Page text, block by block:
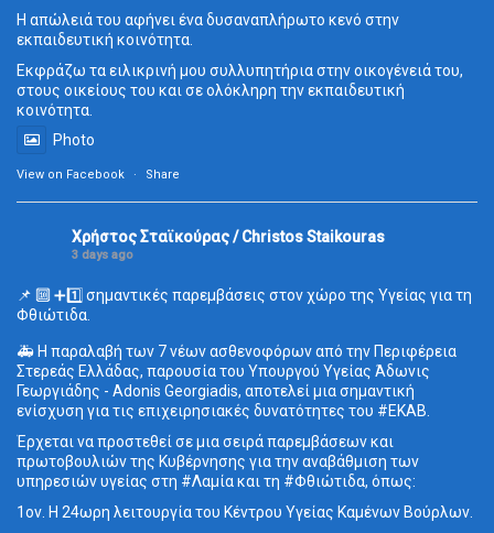
Η απώλειά του αφήνει ένα δυσαναπλήρωτο κενό στην
εκπαιδευτική κοινότητα.
Εκφράζω τα ειλικρινή μου συλλυπητήρια στην οικογένειά του,
στους οικείους του και σε ολόκληρη την εκπαιδευτική
κοινότητα.
Photo
View on Facebook · Share
Χρήστος Σταϊκούρας / Christos Staikouras
3 days ago
📌 🔟 ➕1️⃣ σημαντικές παρεμβάσεις στον χώρο της Υγείας για τη
Φθιώτιδα.
🚑 Η παραλαβή των 7 νέων ασθενοφόρων από την Περιφέρεια
Στερεάς Ελλάδας, παρουσία του Υπουργού Υγείας Άδωνις
Γεωργιάδης - Adonis Georgiadis, αποτελεί μια σημαντική
ενίσχυση για τις επιχειρησιακές δυνατότητες του #ΕΚΑΒ.
Έρχεται να προστεθεί σε μια σειρά παρεμβάσεων και
πρωτοβουλιών της Κυβέρνησης για την αναβάθμιση των
υπηρεσιών υγείας στη #Λαμία και τη #Φθιώτιδα, όπως:
1ον. Η 24ωρη λειτουργία του Κέντρου Υγείας Καμένων Βούρλων.